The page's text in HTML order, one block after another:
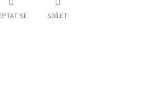
SE SDÍLET